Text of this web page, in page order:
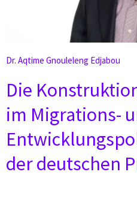
Dr. Aqtime Gnouleleng Edjabou
Die
im Migrations-
der deutschen